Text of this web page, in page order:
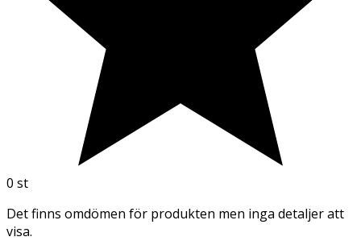
0 st
Det finns omdömen för produkten men inga detaljer att
visa.